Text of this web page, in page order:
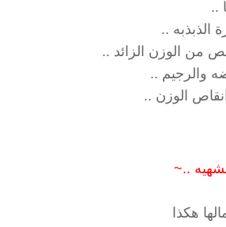
..
..
من الوزن الزائد ..
والرجيم ..
الوزن ..
..~
هكذا